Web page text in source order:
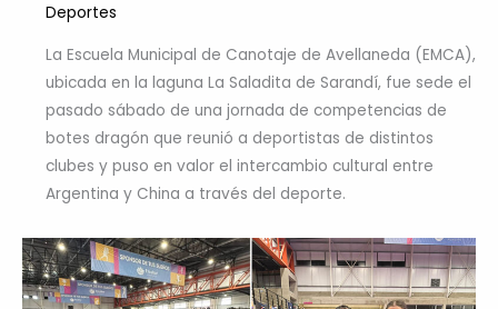
Deportes
La Escuela Municipal de Canotaje de Avellaneda (EMCA),
ubicada en la laguna La Saladita de Sarandí, fue sede el
pasado sábado de una jornada de competencias de
botes dragón que reunió a deportistas de distintos
clubes y puso en valor el intercambio cultural entre
Argentina y China a través del deporte.